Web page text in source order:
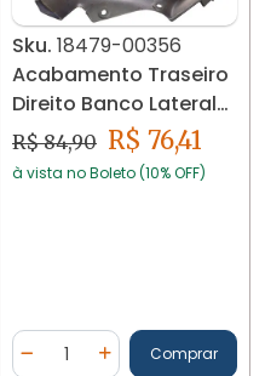
Sku. 18479-00356
Acabamento Traseiro
Direito Banco Lateral
Golf Mk3 18479 Preto
R$ 84,90 R$ 76,41
à vista no Boleto (10% OFF)
Diminuir Quantidade
Quantidade
AdicionarComprar